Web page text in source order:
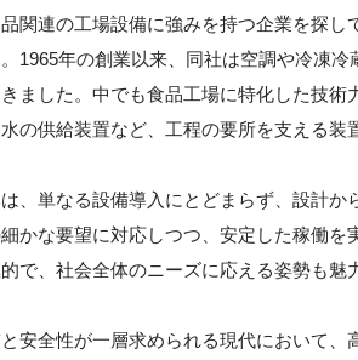
関連の工場設備に強みを持つ企業を探し
1965年の創業以来、同社は空調や冷凍
ました。中でも食品工場に特化した技
の供給装置など、工程の要所を支える装
、単なる設備導入にとどまらず、設計
かな要望に対応しつつ、安定した稼働
で、社会全体のニーズに応える姿勢も魅
安全性が一層求められる現代において